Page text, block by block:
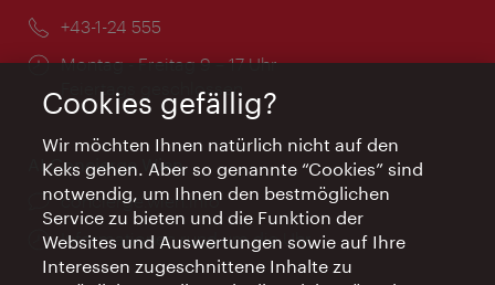
Telefon:
+43-1-24 555
Öffnungszeiten:
Montag - Freitag 9 – 17 Uhr
Feiertags geschlossen
AI Concierge Wien
Ort:
concierge.wien.info
Öffnungszeiten:
Informationen rund um die Uhr
Cookies gefällig?
Wir möchten Ihnen natürlich nicht auf den
Keks gehen. Aber so genannte “Cookies” sind
notwendig, um Ihnen den bestmöglichen
Service zu bieten und die Funktion der
Websites und Auswertungen sowie auf Ihre
Interessen zugeschnittene Inhalte zu